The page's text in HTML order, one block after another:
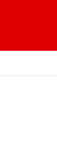
Hava
Trafik
Süper